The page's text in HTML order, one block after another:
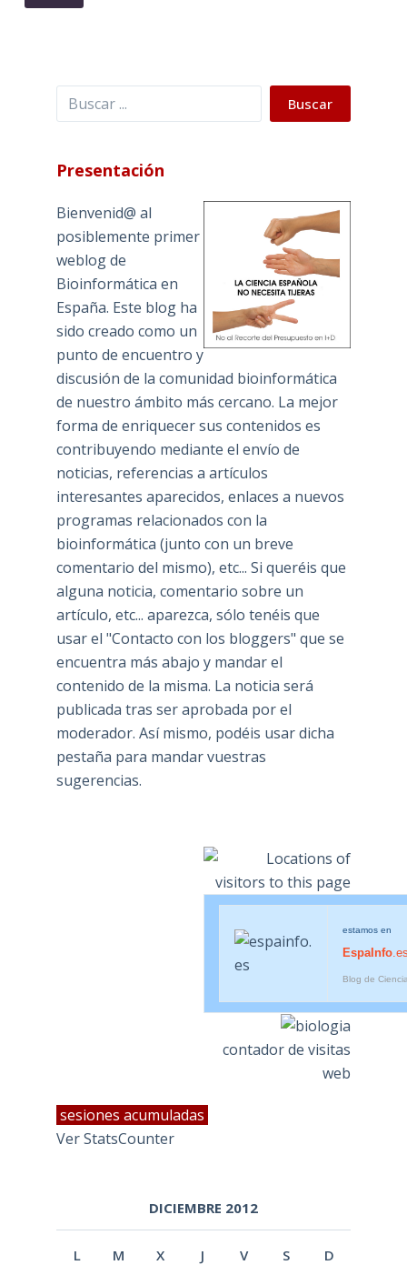
Buscar Buscar
Presentación
Bienvenid@ al
posiblemente primer
weblog de
Bioinformática en
España. Este blog ha
sido creado como un
punto de encuentro y
discusión de la comunidad bioinformática
de nuestro ámbito más cercano. La mejor
forma de enriquecer sus contenidos es
contribuyendo mediante el envío de
noticias, referencias a artículos
interesantes aparecidos, enlaces a nuevos
programas relacionados con la
bioinformática (junto con un breve
comentario del mismo), etc... Si queréis que
alguna noticia, comentario sobre un
artículo, etc... aparezca, sólo tenéis que
usar el "Contacto con los bloggers" que se
encuentra más abajo y mandar el
contenido de la misma. La noticia será
publicada tras ser aprobada por el
moderador. Así mismo, podéis usar dicha
pestaña para mandar vuestras
sugerencias.
estamos en
EspaInfo
Blog de
contador de visitas
web
sesiones acumuladas
Ver StatsCounter
DICIEMBRE 2012
L M X J V S D